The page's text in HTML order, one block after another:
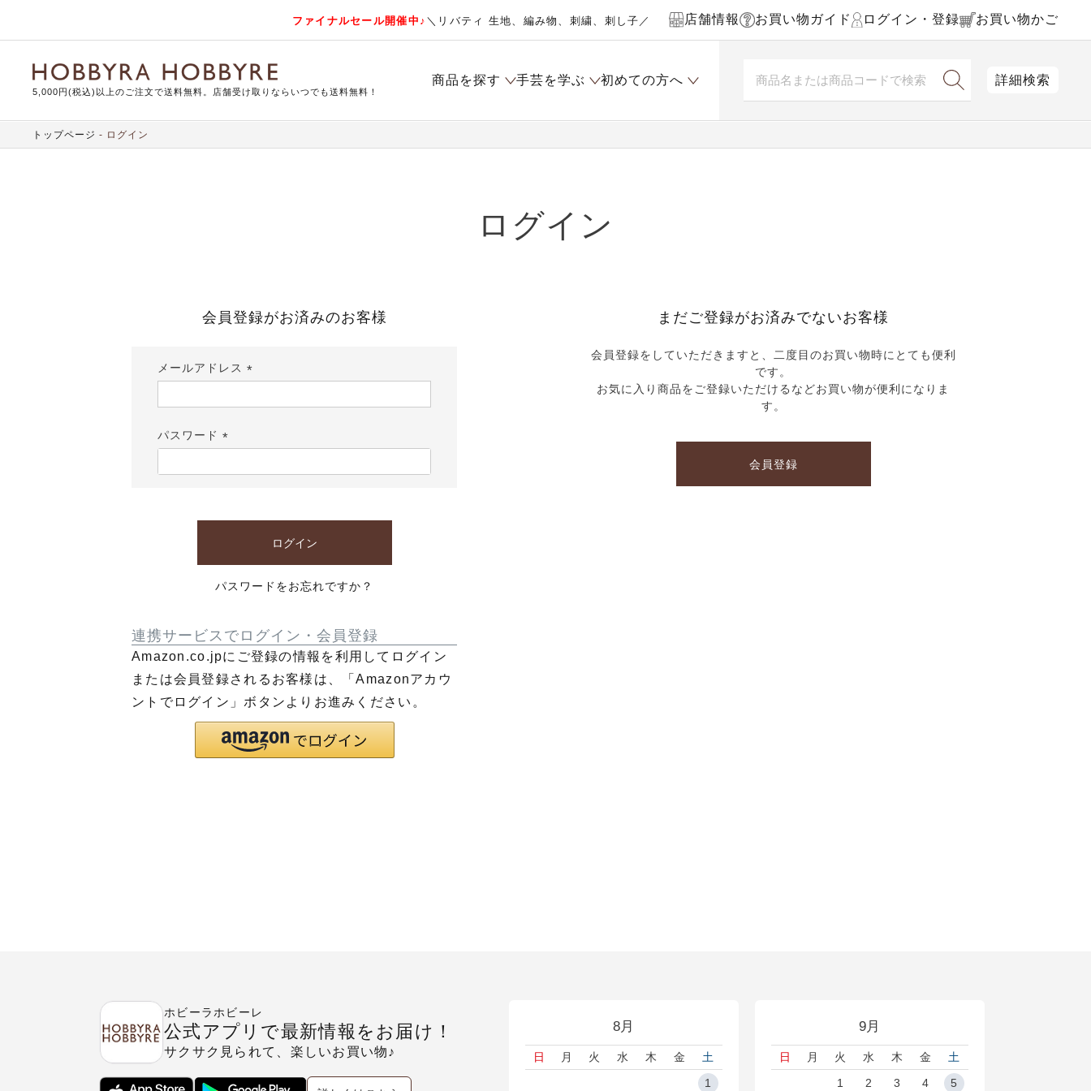
ファイナルセール開催中♪ ＼リバティ 生地、編み物、刺繍、刺し子／ 店舗情報 お買い物ガイド ログイン・登録 お買い物かご
5,000円(税込)以上のご注文で送料無料。店舗受け取りならいつでも送料無料！
商品を探す 手芸を学ぶ 初めての方へ 詳細検索
トップページ ログイン
ログイン
会員登録がお済みのお客様
メールアドレス
須)
パスワード
須)
ログイン
パスワードをお忘れですか？
連携サービスでログイン・会員登録
Amazon.co.jpにご登録の情報を利用してログイン
または会員登録されるお客様は、「Amazonアカウ
ントでログイン」ボタンよりお進みください。
まだご登録がお済みでないお客様
会員登録をしていただきますと、二度目のお買い物時にとても便利
です。
お気に入り商品をご登録いただけるなどお買い物が便利になりま
す。
会員登録
8月
日 月 火 水 木 金
土
1
9月
日 月 火 水 木 金
土
1
2 3 4 5
ホビーラホビーレ
公式アプリで最新情報をお届け！
サクサク見られて、楽しいお買い物♪